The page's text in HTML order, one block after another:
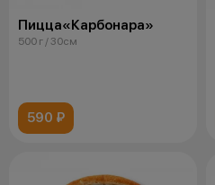
Пицца«Карбонара»
500 г / 30см
590 ₽